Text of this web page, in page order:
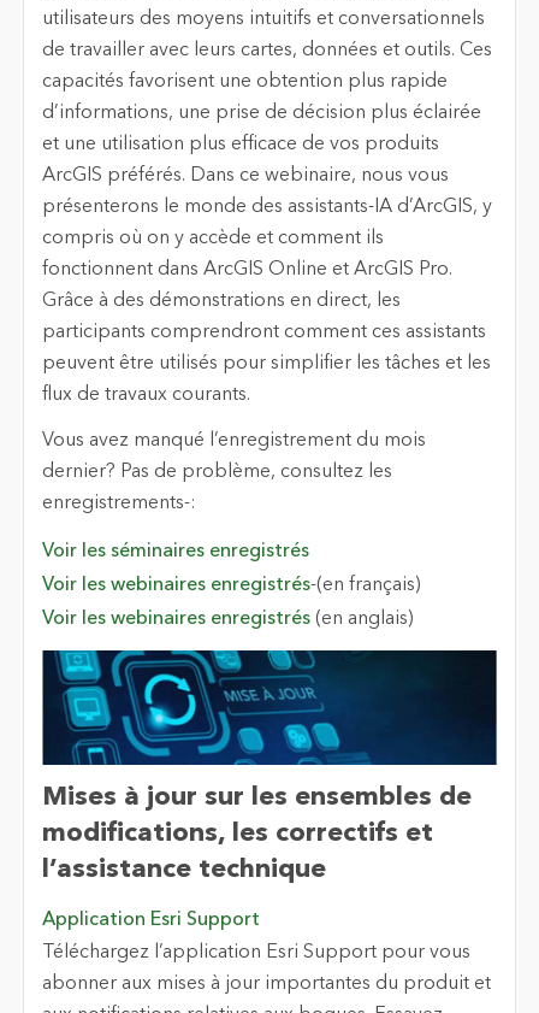
utilisateurs des moyens intuitifs et conversationnels
de travailler avec leurs cartes, données et outils. Ces
capacités favorisent une obtention plus rapide
d’informations, une prise de décision plus éclairée
et une utilisation plus efficace de vos produits
ArcGIS préférés. Dans ce webinaire, nous vous
présenterons le monde des assistants-IA d’ArcGIS, y
compris où on y accède et comment ils
fonctionnent dans ArcGIS Online et ArcGIS Pro.
Grâce à des démonstrations en direct, les
participants comprendront comment ces assistants
peuvent être utilisés pour simplifier les tâches et les
flux de travaux courants.
Vous avez manqué l’enregistrement du mois
dernier? Pas de problème, consultez les
enregistrements-:
Voir les séminaires enregistrés
Voir les webinaires enregistrés-(en français)
Voir les webinaires enregistrés(en anglais)
Mises à jour sur les ensembles de
modifications, les correctifs et
l’assistance technique
Application Esri Support
Téléchargez l’application Esri Support pour vous
abonner aux mises à jour importantes du produit et